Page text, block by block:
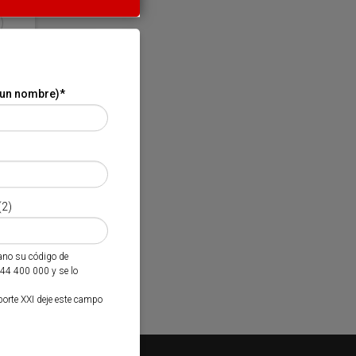
nombre)*
su código de
400 000 y se lo
XXI deje este campo